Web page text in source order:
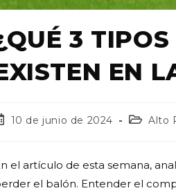
3
EN
10 de junio de 2024 Alto
el artículo de esta semana,
el balón. Entender el